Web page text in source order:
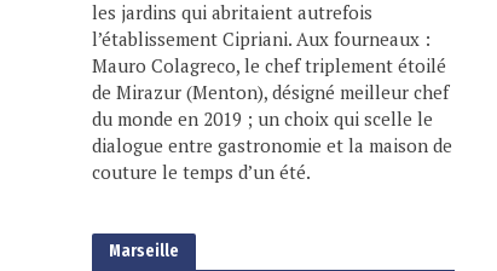
les jardins qui abritaient autrefois
l’établissement Cipriani. Aux fourneaux :
Mauro Colagreco, le chef triplement étoilé
de Mirazur (Menton), désigné meilleur chef
du monde en 2019 ; un choix qui scelle le
dialogue entre gastronomie et la maison de
couture le temps d’un été.
Marseille